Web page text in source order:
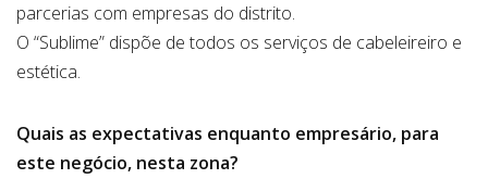
parcerias com empresas do distrito.
O “Sublime” dispõe de todos os serviços de cabeleireiro e
estética.
Quais as expectativas enquanto empresário, para
este negócio, nesta zona?